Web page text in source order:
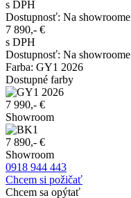
s DPH
Dostupnosť: Na showroome
7 890,- €
s DPH
Dostupnosť: Na showroome
Farba: GY1 2026
Dostupné farby
7 990,- €
Showroom
7 890,- €
Showroom
0918 944 443
Chcem si požičať
Chcem sa opýtať